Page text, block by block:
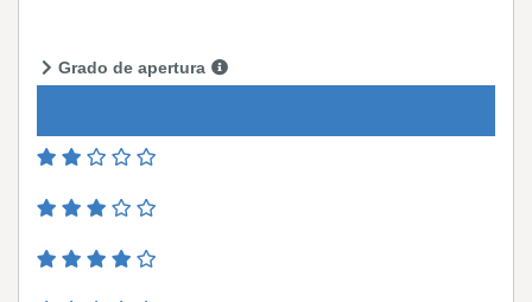
Grado de apertura